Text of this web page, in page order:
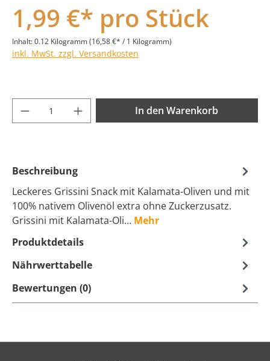
1,99 €* pro Stück
Inhalt:0.12 Kilogramm(16,58 €* / 1 Kilogramm)
inkl. MwSt. zzgl. Versandkosten
Produkt Anzahl: Gib den gewünschten
In den Warenkorb
Beschreibung
Leckeres Grissini Snack mit Kalamata-Oliven und mit
100% nativem Olivenöl extra ohne Zuckerzusatz.
Grissini mit Kalamata-Oli… Mehr
Produktdetails
Nährwerttabelle
Bewertungen (0)